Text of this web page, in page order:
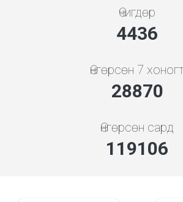
Өчигдөр
4948
Өнгөрсөн 7
32202
Өнгөрсөн сард
132849